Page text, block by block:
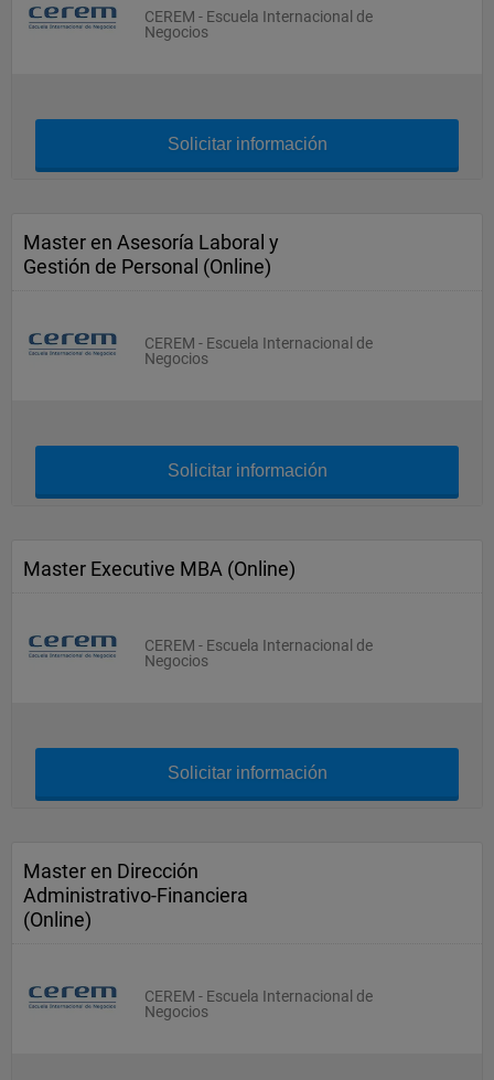
CEREM - Escuela Internacional de
Negocios
Solicitar información
Master en Asesoría Laboral y
Gestión de Personal (Online)
CEREM - Escuela Internacional de
Negocios
Solicitar información
Master Executive MBA (Online)
CEREM - Escuela Internacional de
Negocios
Solicitar información
Master en Dirección
Administrativo-Financiera
(Online)
CEREM - Escuela Internacional de
Negocios